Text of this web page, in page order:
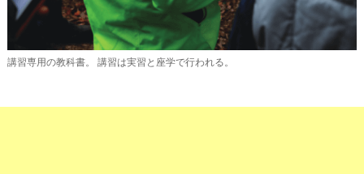
講習専用の教科書。 講習は実習と座学で行われる。